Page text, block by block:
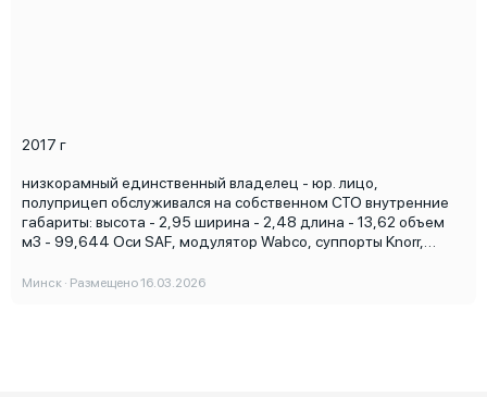
2017 г
низкорамный единственный владелец - юр. лицо,
полуприцеп обслуживался на собственном СТО внутренние
габариты: высота - 2,95 ширина - 2,48 длина - 13,62 объем
м3 - 99,644 Оси SAF, модулятор Wabco, суппорты Knorr,
расчет в бел. рублях.
Минск · Размещено 16.03.2026